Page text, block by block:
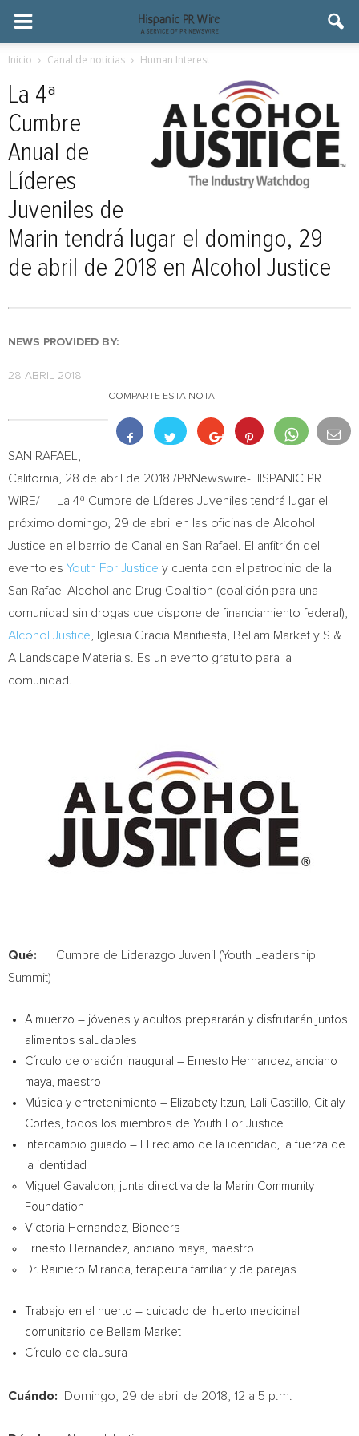
Inicio Canal de noticias Human Interest
La 4ª
Cumbre
Anual de
Líderes
Juveniles de
Marin tendrá lugar el domingo, 29
de abril de 2018 en Alcohol Justice
NEWS PROVIDED BY:
28 ABRIL 2018
COMPARTE ESTA NOTA
SAN RAFAEL,
California , 28 de abril de 2018 /PRNewswire-HISPANIC PR
WIRE/ — La 4ª Cumbre de Líderes Juveniles tendrá lugar el
próximo domingo, 29 de abril en las oficinas de Alcohol
Justice en el barrio de Canal en San Rafael
. El anfitrión del
evento es Youth For Justice y cuenta con el patrocinio de la
San Rafael Alcohol and Drug Coalition (coalición para una
comunidad sin drogas que dispone de financiamiento federal),
Alcohol Justice , Iglesia Gracia Manifiesta, Bellam Market y S &
A Landscape Materials. Es un evento gratuito para la
comunidad.
Qué: Cumbre de Liderazgo Juvenil (Youth Leadership
Summit)
Almuerzo – jóvenes y adultos prepararán y disfrutarán juntos
alimentos saludables
Círculo de oración inaugural – Ernesto Hernandez, anciano
maya, maestro
Música y entretenimiento – Elizabety Itzun, Lali Castillo, Citlaly
Cortes, todos los miembros de Youth For Justice
Intercambio guiado – El reclamo de la identidad, la fuerza de
la identidad
Miguel Gavaldon, junta directiva de la Marin Community
Foundation
Victoria Hernandez, Bioneers
Ernesto Hernandez, anciano maya, maestro
Dr. Rainiero Miranda, terapeuta familiar y de parejas
Trabajo en el huerto – cuidado del huerto medicinal
comunitario de Bellam Market
Círculo de clausura
Cuándo: Domingo, 29 de abril de 2018, 12 a 5 p.m.